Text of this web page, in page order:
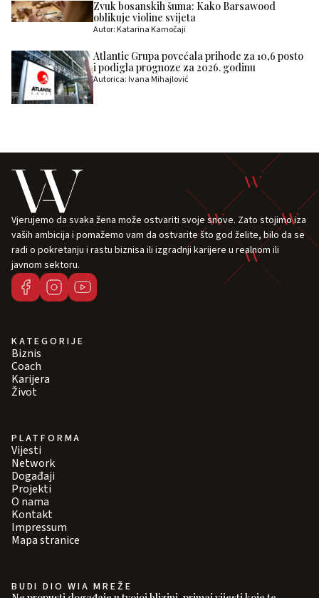
Zvuk bosanskih šuma: Kako Barsawood
oblikuje violine svijeta
Autor: Katarina Kamočaji
Atlantic Grupa povećala prihode za 10,6 posto
i podigla prognoze za 2026. godinu
Autorica: Ivana Mihajlović
Vjerujemo da svaka žena može ostvariti svoje snove. Zato stojimo iza
vaših ambicija i pomažemo vam da ostvarite što god želite, bilo da se
radi o pokretanju i rastu biznisa ili izgradnji karijere u realnom ili
javnom sektoru.
KATEGORIJE
Biznis
Coach
Karijera
Život
PLATFORMA
Vijesti
Network
Događaji
Projekti
O nama
Kontakt
Impressum
Mapa stranice
BUDI DIO WIA MREŽE